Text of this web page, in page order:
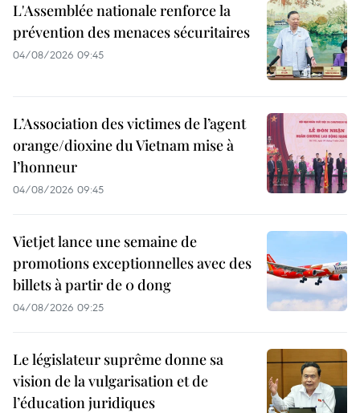
L'Assemblée nationale renforce la
prévention des menaces sécuritaires
04/08/2026 09:45
L’Association des victimes de l’agent
orange/dioxine du Vietnam mise à
l’honneur
04/08/2026 09:45
Vietjet lance une semaine de
promotions exceptionnelles avec des
billets à partir de 0 dong
04/08/2026 09:25
Le législateur suprême donne sa
vision de la vulgarisation et de
l’éducation juridiques